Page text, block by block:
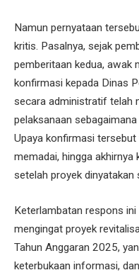
Namun pernyataan
kritis. Pasalnya, sejak
pemberitaan kedua, awak
konfirmasi kepada Dinas
secara administratif telah
pelaksanaan
Upaya konfirmasi
memadai, hingga
setelah proyek dinyatakan
Keterlambatan respons ini
mengingat proyek
Tahun Anggaran 2025,
keterbukaan informasi,